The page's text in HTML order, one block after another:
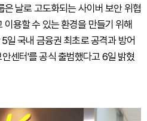
날로 고도화되는 사이버 보안 위협
용할 수 있는 환경을 만들기 위해
일 국내 금융권 최초로 공격과 방어
센터'를 공식 출범했다고 6일 밝혔